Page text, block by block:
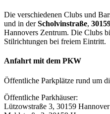
Die verschiedenen Clubs und
und in derScholvinstraße,
Hannovers Zentrum. Die Clubs
Stilrichtungen bei freiem Eintritt.
Anfahrt mit dem PKW
Öffentliche Parkplätze rund um
Öffentliche Parkhäuser:
Lützowstraße 3, 30159 Hannover